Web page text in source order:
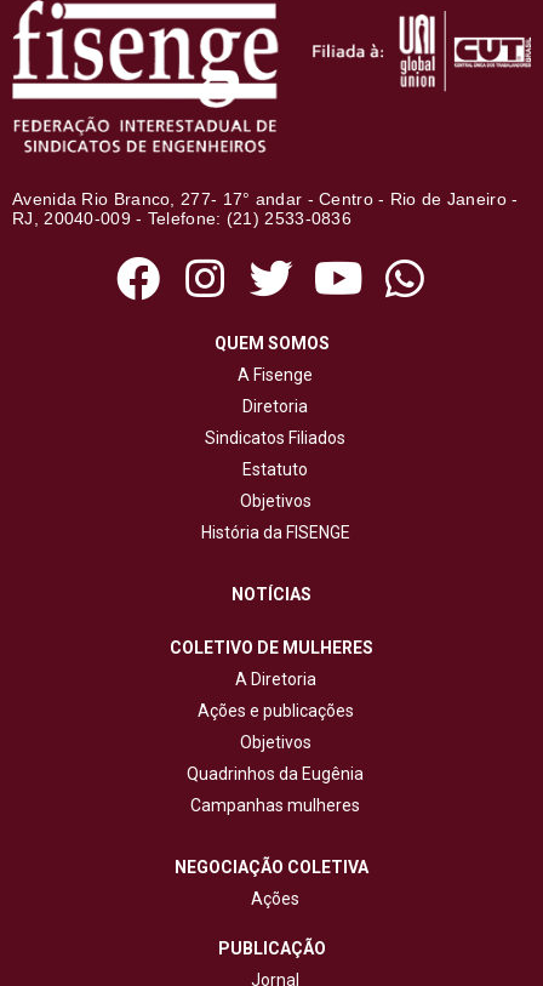
Avenida Rio Branco, 277- 17° andar - Centro - Rio de Janeiro -
RJ, 20040-009 - Telefone: (21) 2533-0836
QUEM SOMOS
A Fisenge
Diretoria
Sindicatos Filiados
Estatuto
Objetivos
História da FISENGE
NOTÍCIAS
COLETIVO DE MULHERES
A Diretoria
Ações e publicações
Objetivos
Quadrinhos da Eugênia
Campanhas mulheres
NEGOCIAÇÃO COLETIVA
Ações
PUBLICAÇÃO
Jornal